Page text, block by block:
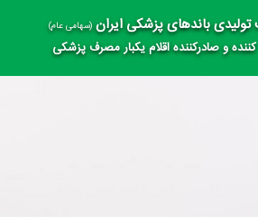
باندهای پزشکی ایران(سهامی عام)
کننده و صادرکننده اقلام یکبار مصرف پزشکی